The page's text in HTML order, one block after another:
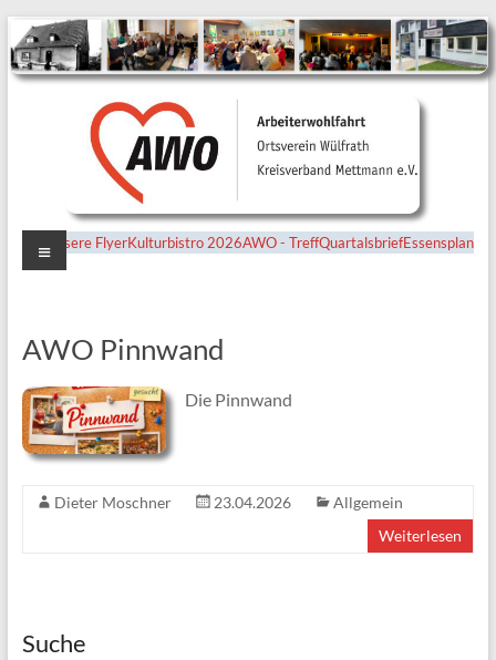
Ortsverein
Wülfrath
Unsere FlyerKulturbistro 2026AWO - TreffQuartalsbriefEssensplan
Menü
AWO Pinnwand
Die Pinnwand
Dieter Moschner 23.04.2026
Allgemein
Weiterlesen
Suche